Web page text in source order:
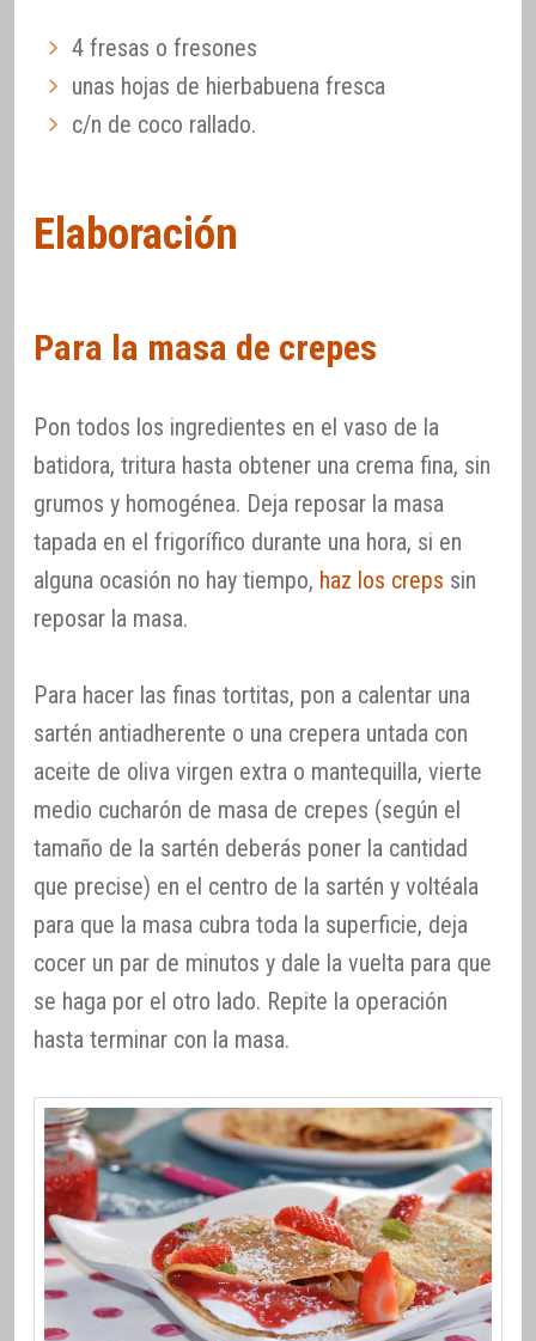
4 fresas o fresones
unas hojas de hierbabuena fresca
c/n de coco rallado.
Elaboración
Para la masa de crepes
Pon todos los ingredientes en el vaso de la
batidora, tritura hasta obtener una crema fina, sin
grumos y homogénea. Deja reposar la masa
tapada en el frigorífico durante una hora, si en
alguna ocasión no hay tiempo, haz los creps sin
reposar la masa.
Para hacer las finas tortitas, pon a calentar una
sartén antiadherente o una crepera untada con
aceite de oliva virgen extra o mantequilla, vierte
medio cucharón de masa de crepes (según el
tamaño de la sartén deberás poner la cantidad
que precise) en el centro de la sartén y voltéala
para que la masa cubra toda la superficie, deja
cocer un par de minutos y dale la vuelta para que
se haga por el otro lado. Repite la operación
hasta terminar con la masa.